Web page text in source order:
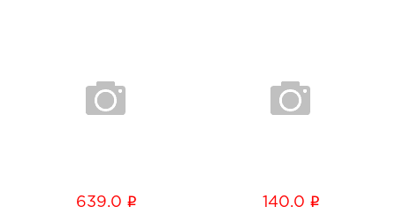
639.0 i 140.0 i